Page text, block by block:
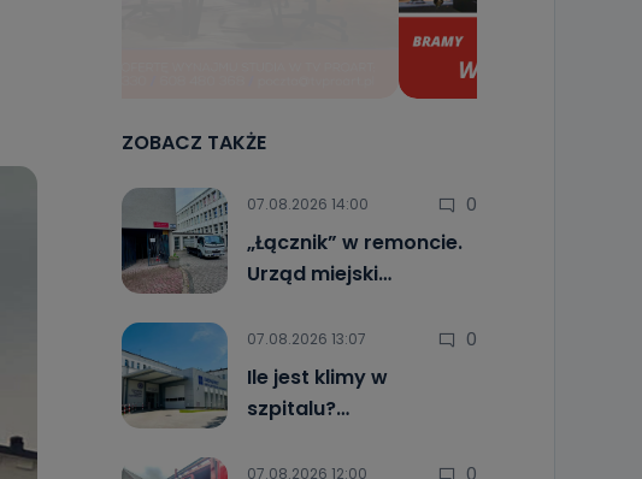
ZOBACZ TAKŻE
07.08.2026 14:00 0
„Łącznik” w remoncie.
Urząd miejski…
07.08.2026 13:07 0
Ile jest klimy w
szpitalu?…
07.08.2026 12:00 0